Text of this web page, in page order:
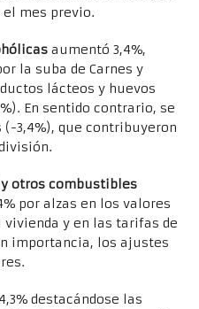
mes previo.
aumentó 3,4%,
la suba de Carnes y
lácteos y huevos
En sentido contrario, se
3,4%), que contribuyeron
otros combustibles
por alzas en los valores
vivienda y en las tarifas de
importancia, los ajustes
destacándose las